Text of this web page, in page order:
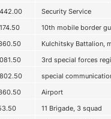
Security Service
10th mobile border
Kulchitsky Battalion,
3rd special forces
special
Airport
11 Brigade, 3 squad